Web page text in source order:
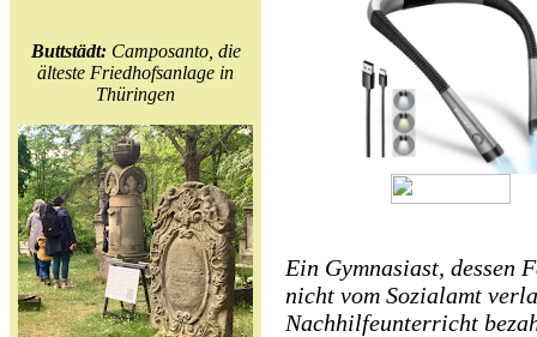
Buttstädt:Camposanto, die
älteste Friedhofsanlage in
Thüringen
Ein Gymnasiast, dessen
nicht vom Sozialamt
Nachhilfeunterricht